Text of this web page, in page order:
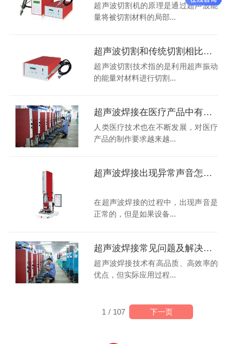
超声波切割机的原理是通过超声波能
量将被切割材料的局部...
超声波切割和传统切割相比有什么优势？
超声波切割技术指的是利用超声振动
的能量对材料进行切割...
超声波焊接在医疗产品中有什么优势？
人类医疗技术也在不断发展，对医疗
产品的制作要求越来越...
超声波焊接出现异常声音怎么办？
在超声波焊接的过程中，出现声音是
正常的，但是如果设备...
超声波焊接常见问题及解决办法
超声波焊接技术有高品质、高效率的
优点，但实际应用过程...
1 / 107 下一页